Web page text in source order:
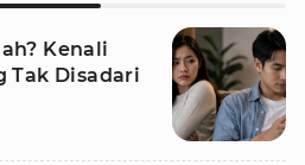
Kenali
Tak Disadari